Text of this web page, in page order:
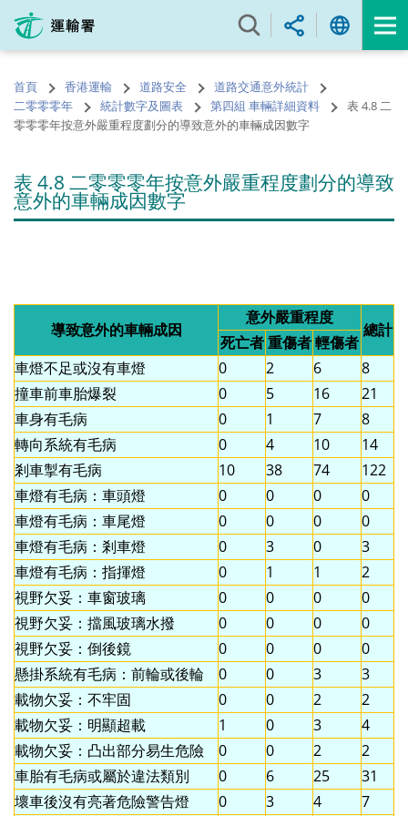
內
的
開
始
首頁 香港運輸 道路安全
道路交通意外統計
二零零零年
統計數字及圖表 第四組 車輛詳細資料
表 4.8 二
零零零年按意外嚴重程度劃分的導致意外的車輛成因數字
表 4.8 二零零零年按意外嚴重程度劃分的導致
意外的車輛成因數字
導致意外的車輛成因
意外嚴重程度
總計
死亡者 重傷者 輕傷者
車燈不足或沒有車燈
0 2 6
8
撞車前車胎爆裂
0 5 16
21
車身有毛病
0 1 7
8
轉向系統有毛病
0 4 10
14
剎車掣有毛病
10 38 74
122
車燈有毛病：車頭燈
0 0 0
0
車燈有毛病：車尾燈
0 0 0
0
車燈有毛病：剎車燈
0 3 0
3
車燈有毛病：指揮燈
0 1 1
2
視野欠妥：車窗玻璃
0 0 0
0
視野欠妥：擋風玻璃水撥
0 0 0
0
視野欠妥：倒後鏡
0 0 0
0
懸掛系統有毛病：前輪或後輪
0 0 3
3
載物欠妥：不牢固
0 0 2
2
載物欠妥：明顯超載
1 0 3
4
載物欠妥：凸出部分易生危險
0 0 2
2
車胎有毛病或屬於違法類別
0 6 25
31
壞車後沒有亮著危險警告燈
0 3 4 7